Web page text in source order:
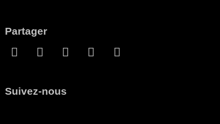
Partager
Suivez-nous